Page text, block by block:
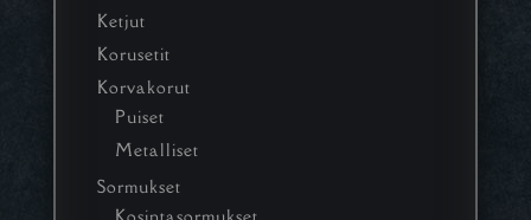
Ketjut
Korusetit
Korvakorut
Puiset
Metalliset
Sormukset
Kosintasormukset